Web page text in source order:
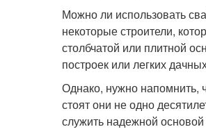
Можно ли использовать
некоторые строители,
столбчатой или плитной
построек или легких
Однако, нужно напомнить,
стоят они не одно
служить надежной